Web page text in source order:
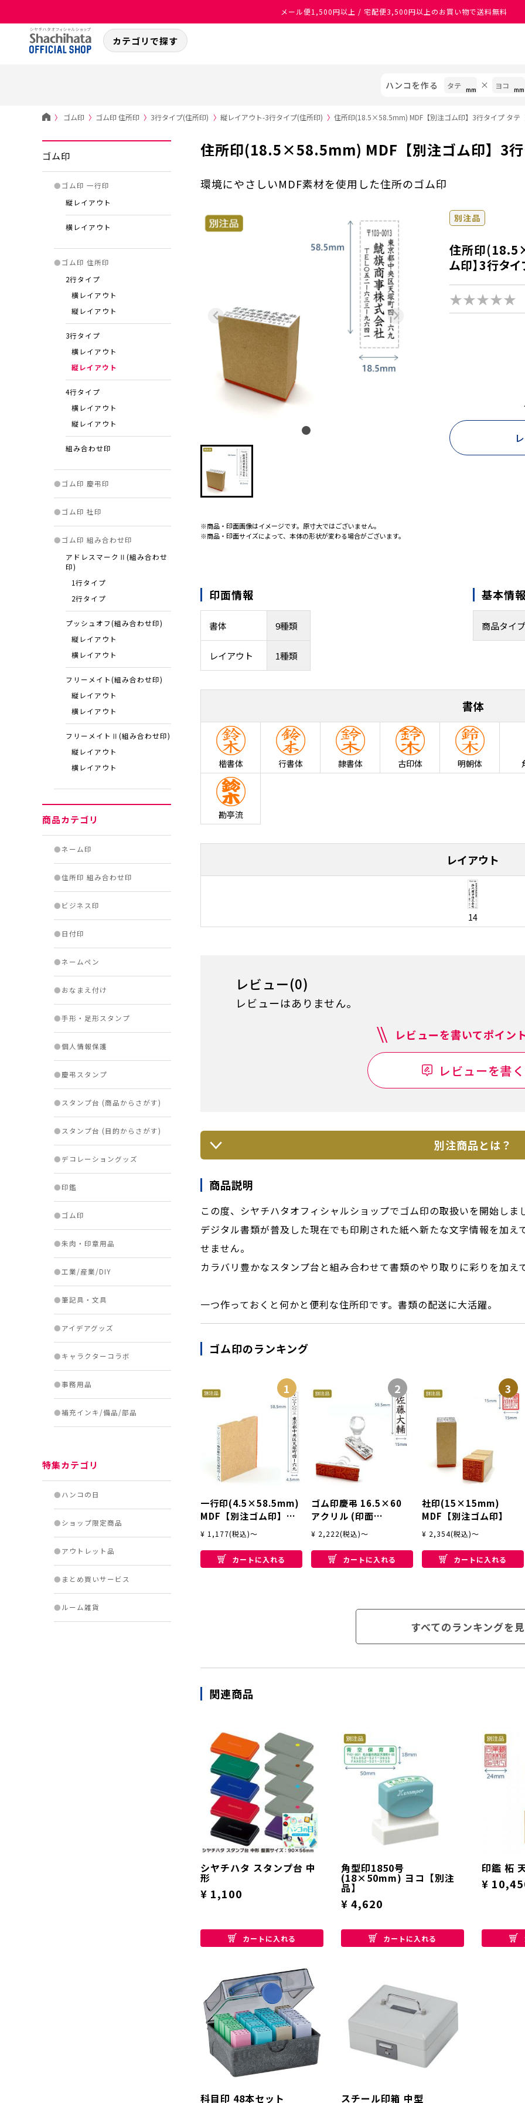
メール便1,500円以上 / 宅配便3,500円以上のお買い物で送料無料
カテゴリで探す
ハンコを作る
〉 ゴム印 〉 ゴム印 住所印 〉 3行タイプ(住所印) 〉 縦レイアウト-3行タイプ(住所印) 〉 住所印(18.5×58.5mm) MDF【別注ゴム印】3行タイプ タテ
ゴム印
●ゴム印 一行印
縦レイアウト
横レイアウト
●ゴム印 住所印
2行タイプ
横レイアウト
縦レイアウト
3行タイプ
横レイアウト
縦レイアウト
4行タイプ
横レイアウト
縦レイアウト
組み合わせ印
●ゴム印 慶弔印
●ゴム印 社印
●ゴム印 組み合わせ印
アドレスマークⅡ(組み合わせ
印)
1行タイプ
2行タイプ
プッシュオフ(組み合わせ印)
縦レイアウト
横レイアウト
フリーメイト(組み合わせ印)
縦レイアウト
横レイアウト
フリーメイトⅡ(組み合わせ印)
縦レイアウト
横レイアウト
商品カテゴリ
●ネーム印
●住所印 組み合わせ印
●ビジネス印
●日付印
●ネームペン
●おなまえ付け
●手形・足形スタンプ
●個人情報保護
●慶弔スタンプ
● スタンプ台 (商品からさがす)
● スタンプ台 (目的からさがす)
●デコレーショングッズ
●印鑑
●ゴム印
●朱肉・印章用品
●工業/産業/DIY
●筆記具・文具
●アイデアグッズ
●キャラクターコラボ
●事務用品
●補充インキ/備品/部品
特集カテゴリ
●ハンコの日
●ショップ限定商品
●アウトレット品
● まとめ買いサービス
●ルーム雑貨
住所印(18.5×58.5mm) MDF【別注ゴム印】3
環境にやさしいMDF素材を使用した住所のゴム印
※商品・印面画像はイメージです。原寸大ではございません。
※商品・印面サイズによって、本体の形状が変わる場合がございます。
別注品
住所印
ム印】3行タ
★★★★★
印面情報
書体 9種類
レイアウト 1種類
基本情
商品タイ
書体
楷書体 行書体 隷書体 古印体 明朝体
勘亭流
レイアウト
14
レビュー(0)
レビューはありません。
レビューを書いてポイン
レビューを書く
別注商品とは？
商品説明
この度、シヤチハタオフィシャルショップでゴム印の取扱いを開始しま
デジタル書類が普及した現在でも印刷された紙へ新たな文字情報を加
せません。
カラバリ豊かなスタンプ台と組み合わせて書類のやり取りに彩りを加え
一つ作っておくと何かと便利な住所印です。書類の配送に大活躍。
ゴム印のランキング
1
一行印(4.5×58.5mm)
MDF【別注ゴム印】タ
テ型
¥ 1,177(税込)～
カートに入れる
2
ゴム印慶弔 16.5×60
アクリル (印面
15×58.5mm) 【別注
ゴム印】
¥ 2,222(税込)～
カートに入れる
3
社印(15×15mm)
MDF【別注ゴム印】
¥ 2,354(税込)～
カートに入れる
すべてのランキングを
関連商品
シヤチハタ スタンプ台 中
形
¥ 1,100
カートに入れる
角型印1850号
(18×50mm) ヨコ【別注
品】
¥ 4,620
カートに入れる
印鑑 柘
¥
科目印 48本セット スチール印箱 中型